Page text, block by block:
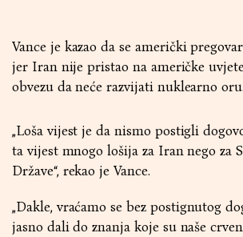
Vance je kazao da se američki
jer Iran nije pristao na američke
obvezu da neće razvijati nuklearno
„Loša vijest je da nismo postigli
ta vijest mnogo lošija za Iran nego za
Države“, rekao je Vance.
„Dakle, vraćamo se bez postignutog
jasno dali do znanja koje su naše